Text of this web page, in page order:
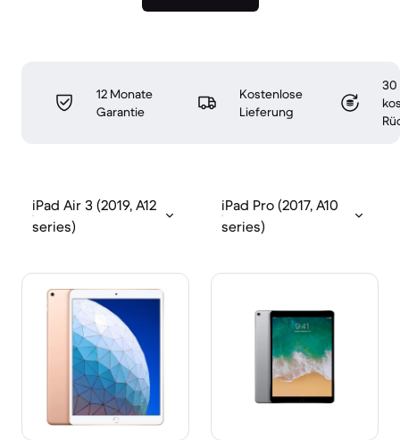
12 Monate
Garantie
Kostenlose
Lieferung
30
iPad Air 3 (2019, A12
series)
iPad Pro (2017, A10
series)